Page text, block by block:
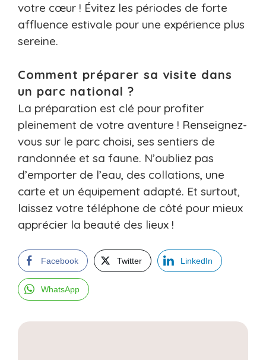
votre cœur ! Évitez les périodes de forte
affluence estivale pour une expérience plus
sereine.
Comment préparer sa visite dans
un parc national ?
La préparation est clé pour profiter
pleinement de votre aventure ! Renseignez-
vous sur le parc choisi, ses sentiers de
randonnée et sa faune. N’oubliez pas
d’emporter de l’eau, des collations, une
carte et un équipement adapté. Et surtout,
laissez votre téléphone de côté pour mieux
apprécier la beauté des lieux !
Facebook Twitter LinkedIn
WhatsApp